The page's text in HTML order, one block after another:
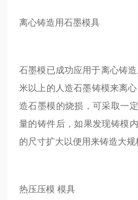
离心铸造用石墨模具
石墨模已成功应用于离心铸
米以上的人造石墨铸模来离
造石墨模的烧损，可采取一
量的铸件后，如果发现铸模
的尺寸扩大以便用来铸造大规
热压压模 模具